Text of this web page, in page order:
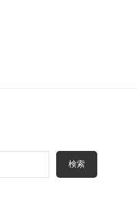
検索